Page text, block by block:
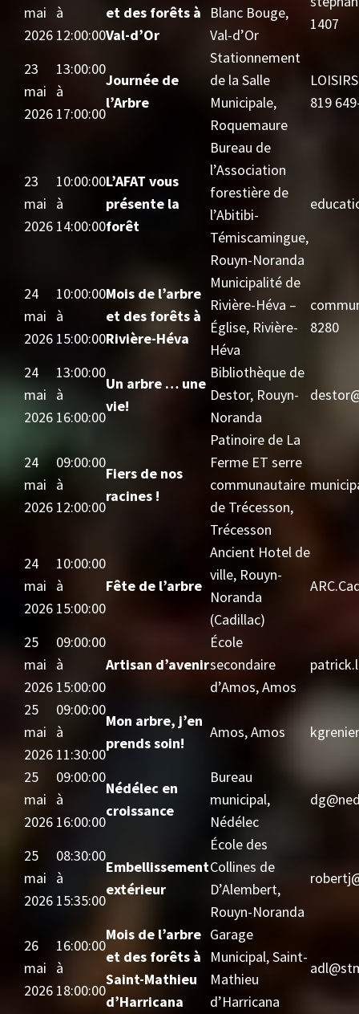
mai
2026
à
12:00:00
et des forêts à
Val-d’Or
Blanc Bouge,
Val-d’Or
1407
23
mai
2026
13:00:00
à
17:00:00
Journée de
l’Arbre
Stationnement
de la Salle
Municipale,
Roquemaure
819
23
mai
2026
10:00:00
à
14:00:00
L’AFAT vous
présente la
forêt
Bureau de
l’Association
forestière de
l’Abitibi-
Témiscamingue,
Rouyn-Noranda
24
mai
2026
10:00:00
à
15:00:00
Mois de l’arbre
et des forêts à
Rivière-Héva
Municipalité de
Rivière-Héva –
Église, Rivière-
Héva
8280
24
mai
2026
13:00:00
à
16:00:00
Un arbre … une
vie!
Bibliothèque de
Destor, Rouyn-
Noranda
24
mai
2026
09:00:00
à
12:00:00
Fiers de nos
racines !
Patinoire de La
Ferme ET serre
communautaire
de Trécesson,
Trécesson
24
mai
2026
10:00:00
à
15:00:00
Fête de l’arbre
Ancient Hotel de
ville, Rouyn-
Noranda
(Cadillac)
25
mai
2026
09:00:00
à
15:00:00
Artisan d’avenir
École
secondaire
d’Amos, Amos
25
mai
2026
09:00:00
à
11:30:00
Mon arbre, j’en
prends soin!
Amos, Amos
25
mai
2026
09:00:00
à
16:00:00
Nédélec en
croissance
Bureau
municipal,
Nédélec
25
mai
2026
08:30:00
à
15:35:00
Embellissement
extérieur
École des
Collines de
D’Alembert,
Rouyn-Noranda
26
mai
2026
16:00:00
à
18:00:00
Mois de l’arbre
et des forêts à
Saint-Mathieu
d’Harricana
Garage
Municipal, Saint-
Mathieu
d’Harricana